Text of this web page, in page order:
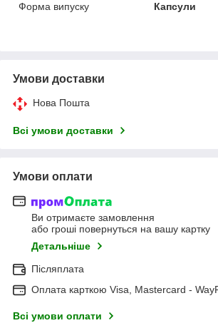
Форма випуску
Капсули
Умови доставки
Нова Пошта
Всі умови доставки
Умови оплати
Ви отримаєте замовлення
або гроші повернуться на вашу картку
Детальніше
Післяплата
Оплата карткою Visa, Mastercard -
Всі умови оплати